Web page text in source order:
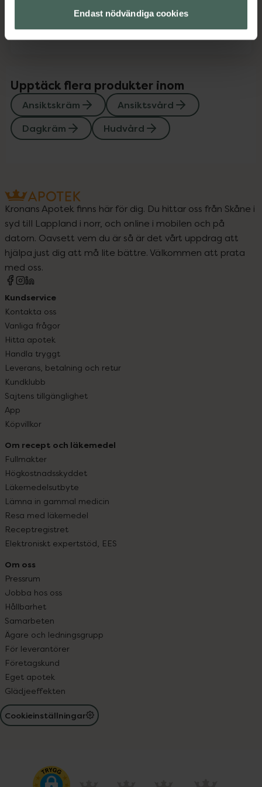
Endast nödvändiga cookies
Upptäck flera produkter inom
Ansiktskräm
Ansiktsvård
Dagkräm
Hudvård
Kronans Apotek finns här för dig. Du hittar oss från Skåne i
syd till Lappland i norr, och online i mobilen och på
datorn. Oavsett vem du är så är det vårt uppdrag att
hjälpa just dig att må lite bättre. Välkommen att prata
med oss.
Kundservice
Kontakta oss
Vanliga frågor
Hitta apotek
Handla tryggt
Leverans, betalning och retur
Kundklubb
Sajtens tillgänglighet
App
Köpvillkor
Om recept och läkemedel
Fullmakter
Högkostnadsskyddet
Läkemedelsutbyte
Lämna in gammal medicin
Resa med läkemedel
Receptregistret
Elektroniskt expertstöd, EES
Om oss
Pressrum
Jobba hos oss
Hållbarhet
Samarbeten
Ägare och ledningsgrupp
För leverantörer
Företagskund
Eget apotek
Glädjeeffekten
Cookieinställningar